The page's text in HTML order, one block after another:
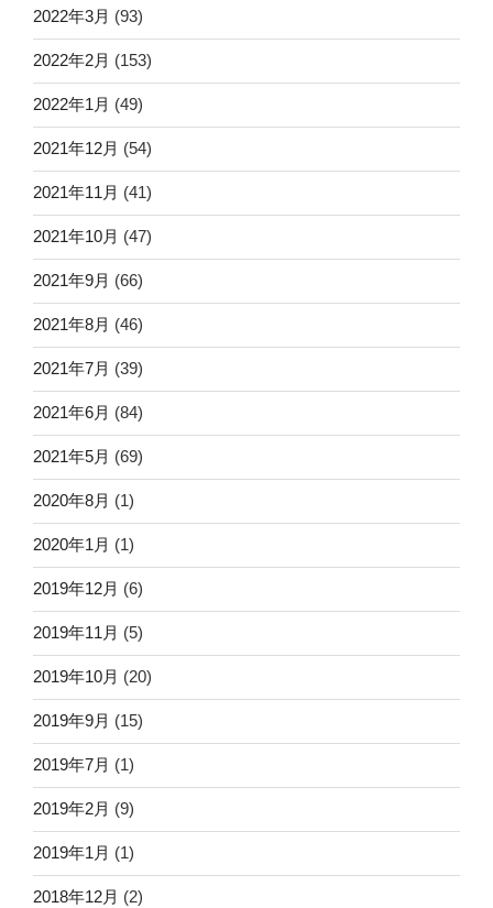
2022年3月 (93)
2022年2月 (153)
2022年1月 (49)
2021年12月 (54)
2021年11月 (41)
2021年10月 (47)
2021年9月 (66)
2021年8月 (46)
2021年7月 (39)
2021年6月 (84)
2021年5月 (69)
2020年8月 (1)
2020年1月 (1)
2019年12月 (6)
2019年11月 (5)
2019年10月 (20)
2019年9月 (15)
2019年7月 (1)
2019年2月 (9)
2019年1月 (1)
2018年12月 (2)